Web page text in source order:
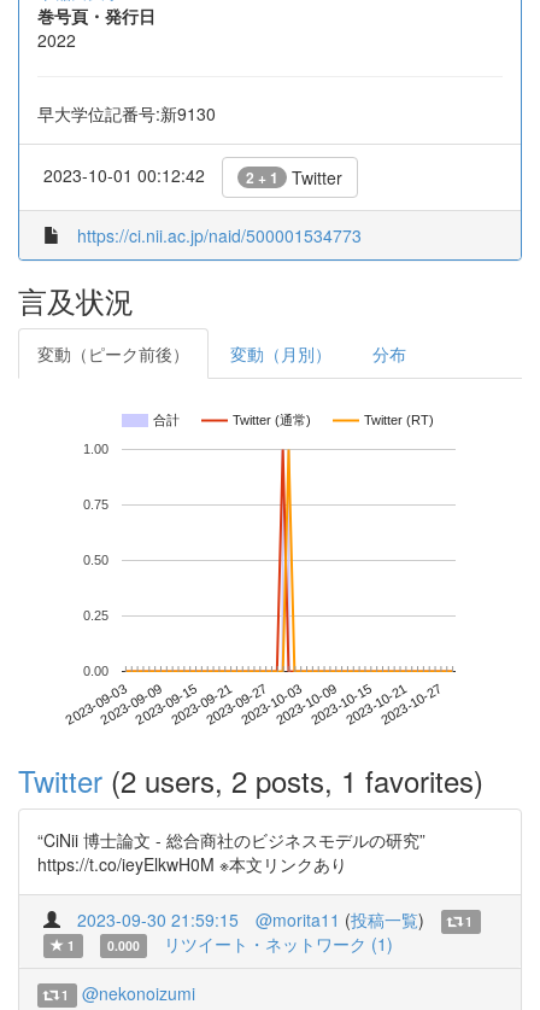
巻号頁・発行日
2022
早大学位記番号:新9130
2023-10-01 00:12:42 2 + 1 Twitter
https://ci.nii.ac.jp/naid/500001534773
言及状況
変動（ピーク前後） 変動（月別） 分布
合計 Twitter (通常) Twitter (RT)
2023-09-032023-09-092023-09-152023-09-212023-09-272023-10-032023-10-092023-10-152023-10-212023-10-27
0.00
0.25
0.50
0.75
1.00
Twitter (2 users, 2 posts, 1 favorites)
“CiNii 博士論文 - 総合商社のビジネスモデルの研究”
https://t.co/ieyElkwH0M ※本文リンクあり
2023-09-30 21:59:15 @morita11 (投稿一覧)
1
1
0.000 リツイート・ネットワーク (1)
1 @nekonoizumi